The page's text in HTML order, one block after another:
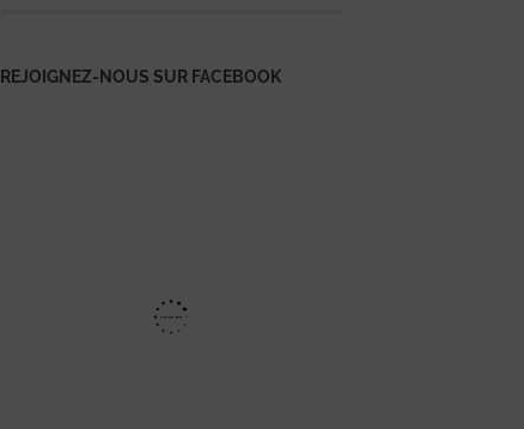
REJOIGNEZ-NOUS SUR FACEBOOK